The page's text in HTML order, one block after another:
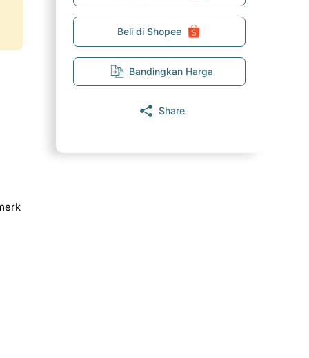
Beli di Shopee
Bandingkan Harga
Share